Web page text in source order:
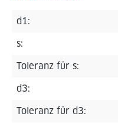
d1:
s:
Toleranz für s:
d3:
Toleranz für d3: